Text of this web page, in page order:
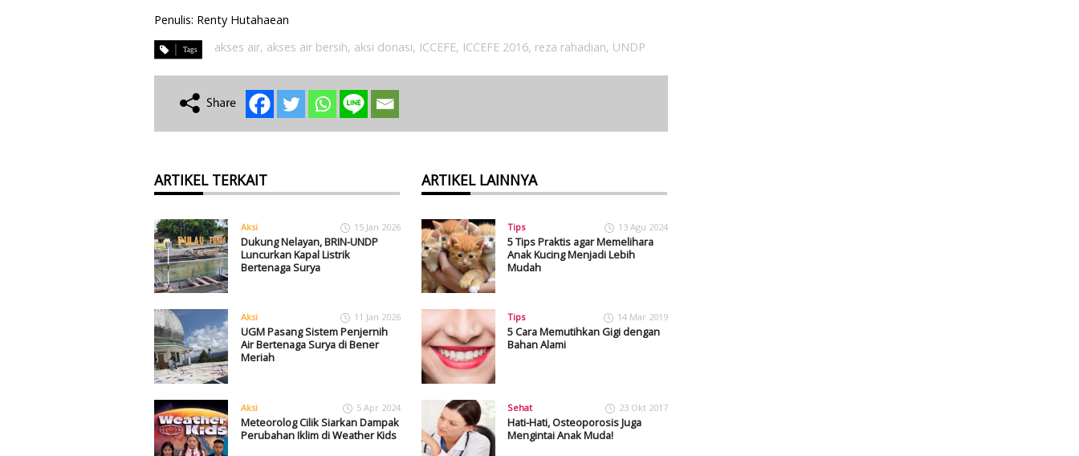
Penulis: Renty Hutahaean
akses air, akses air bersih, aksi donasi, ICCEFE, ICCEFE 2016, reza rahadian, UNDP
ARTIKEL TERKAIT
Aksi 15 Jan 2026
Dukung Nelayan, BRIN-UNDP
Luncurkan Kapal Listrik
Bertenaga Surya
Aksi 11 Jan 2026
UGM Pasang Sistem Penjernih
Air Bertenaga Surya di Bener
Meriah
Aksi 5 Apr 2024
Meteorolog Cilik Siarkan Dampak
Perubahan Iklim di Weather Kids
ARTIKEL LAINNYA
Tips 13 Agu 2024
5 Tips Praktis agar Memelihara
Anak Kucing Menjadi Lebih
Mudah
Tips 14 Mar 2019
5 Cara Memutihkan Gigi dengan
Bahan Alami
Sehat 23 Okt 2017
Hati-Hati, Osteoporosis Juga
Mengintai Anak Muda!